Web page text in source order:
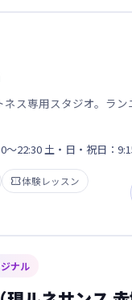
ス専用スタジオ。ラ
～22:30 土・日・祝日：
体験レッスン
ナル